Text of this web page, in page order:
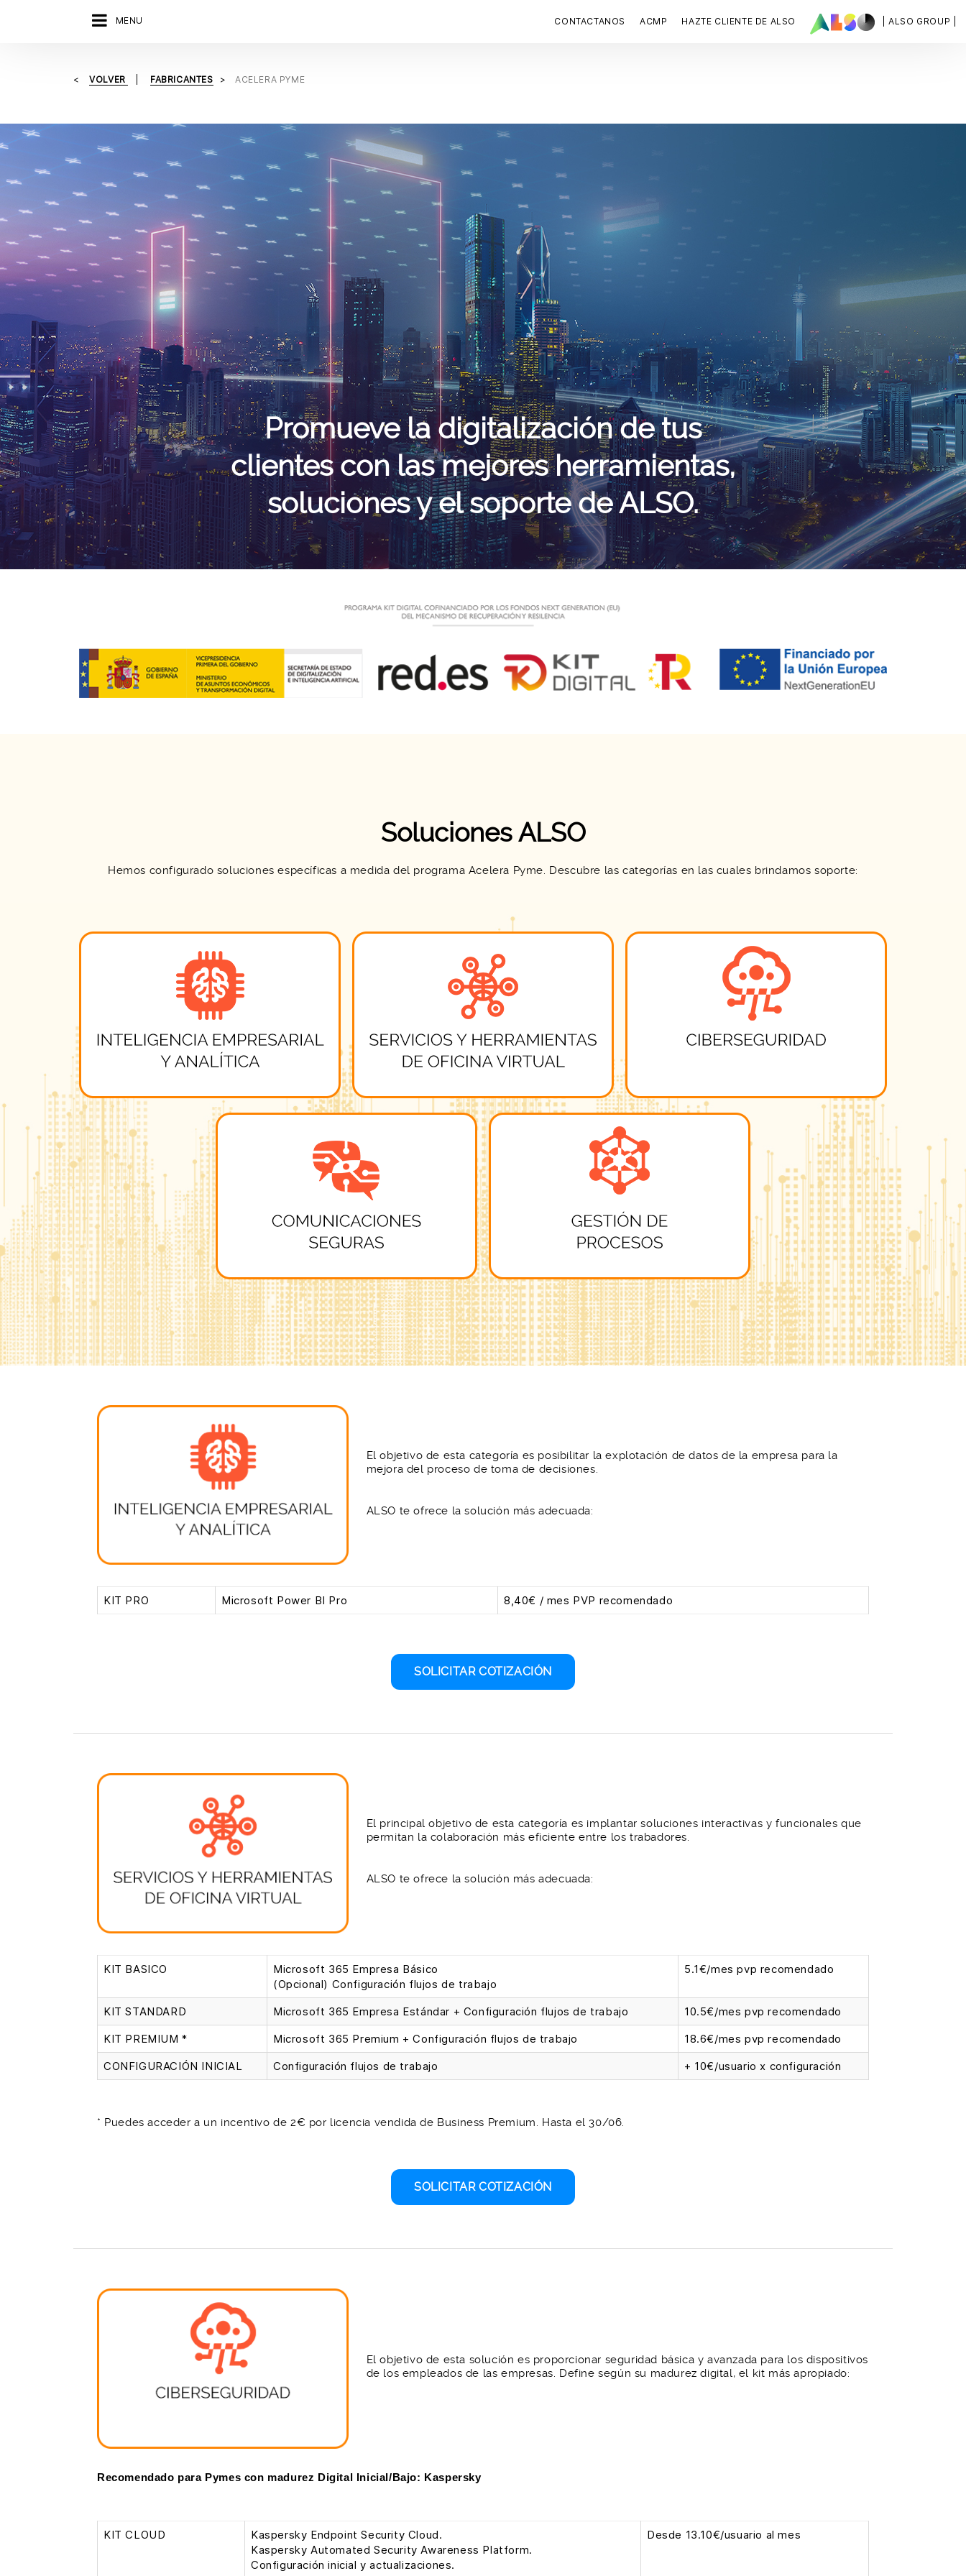
MENU | ALSO GROUP |
CONTACTANOS ACMP HAZTE CLIENTE DE ALSO
VOLVER FABRICANTES ACELERA PYME
Promueve la digitalización de tus
clientes con las mejores herramientas,
soluciones y el soporte de ALSO.
Soluciones ALSO
Hemos configurado soluciones específicas a medida del programa Acelera Pyme. Descubre las categorías en las cuales brindamos soporte:
El objetivo de esta categoría es posibilitar la explotación de datos de la empresa para la
mejora del proceso de toma de decisiones.
ALSO te ofrece la solución más adecuada:
KIT PRO Microsoft Power BI Pro 8,40€ / mes PVP recomendado
SOLICITAR COTIZACIÓN
El principal objetivo de esta categoría es implantar soluciones interactivas y funcionales que
permitan la colaboración más eficiente entre los trabadores.
ALSO te ofrece la solución más adecuada:
KIT BASICO
Microsoft 365 Empresa Básico
(Opcional) Configuración flujos de trabajo
5.1€/mes pvp recomendado
KIT STANDARD Microsoft 365 Empresa Estándar + Configuración flujos de trabajo
10.5€/mes pvp recomendado
KIT PREMIUM *
Microsoft 365 Premium + Configuración flujos de trabajo
18.6€/mes pvp recomendado
CONFIGURACIÓN INICIAL
Configuración flujos de trabajo + 10€/usuario x configuración
* Puedes acceder a un incentivo de 2€ por licencia vendida de Business Premium. Hasta el 30/06.
SOLICITAR COTIZACIÓN
El objetivo de esta solución es proporcionar seguridad básica y avanzada para los dispositivos
de los empleados de las empresas. Define según su madurez digital, el kit más apropiado:
Recomendado para Pymes con madurez Digital Inicial/Bajo: Kaspersky
KIT CLOUD
Kaspersky Endpoint Security Cloud.
Kaspersky Automated Security Awareness Platform.
Configuración inicial y actualizaciones.
Desde 13.10€/usuario al mes